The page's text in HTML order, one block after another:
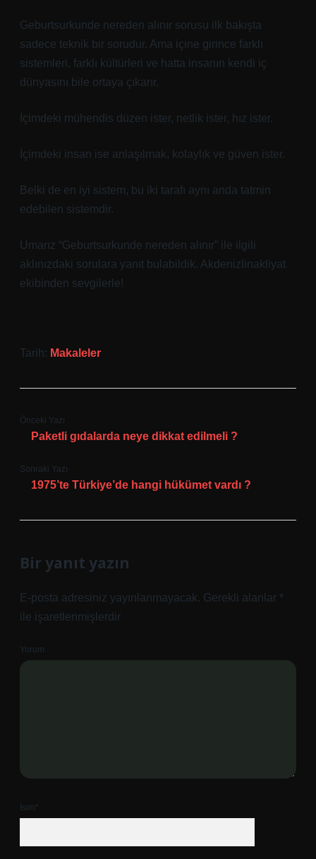
Geburtsurkunde nereden alınır sorusu ilk bakışta
sadece teknik bir sorudur. Ama içine girince farklı
sistemleri, farklı kültürleri ve hatta insanın kendi iç
dünyasını bile ortaya çıkarır.
İçimdeki mühendis düzen ister, netlik ister, hız ister.
İçimdeki insan ise anlaşılmak, kolaylık ve güven ister.
Belki de en iyi sistem, bu iki tarafı aynı anda tatmin
edebilen sistemdir.
Umarız “Geburtsurkunde nereden alınır” ile ilgili
aklınızdaki sorulara yanıt bulabildik. Akdenizlinakliyat
ekibinden sevgilerle!
Tarih: Makaleler
Önceki Yazı
Paketli gıdalarda neye dikkat edilmeli ?
Sonraki Yazı
1975’te Türkiye’de hangi hükümet vardı ?
Bir yanıt yazın
E-posta adresiniz yayınlanmayacak. Gerekli alanlar *
ile işaretlenmişlerdir
Yorum
İsim*